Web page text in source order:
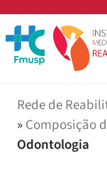
Rede de
»Composição
Odontologia